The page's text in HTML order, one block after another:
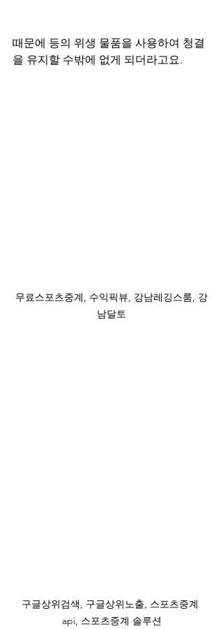
때문에 등의 위생 물품을 사용하여 청결
을 유지할 수밖에 없게 되더라고요.
무료스포츠중계, 수익픽뷰, 강남레깅스룸, 강
남달토
구글상위검색, 구글상위노출, 스포츠중계
api, 스포츠중계 솔루션